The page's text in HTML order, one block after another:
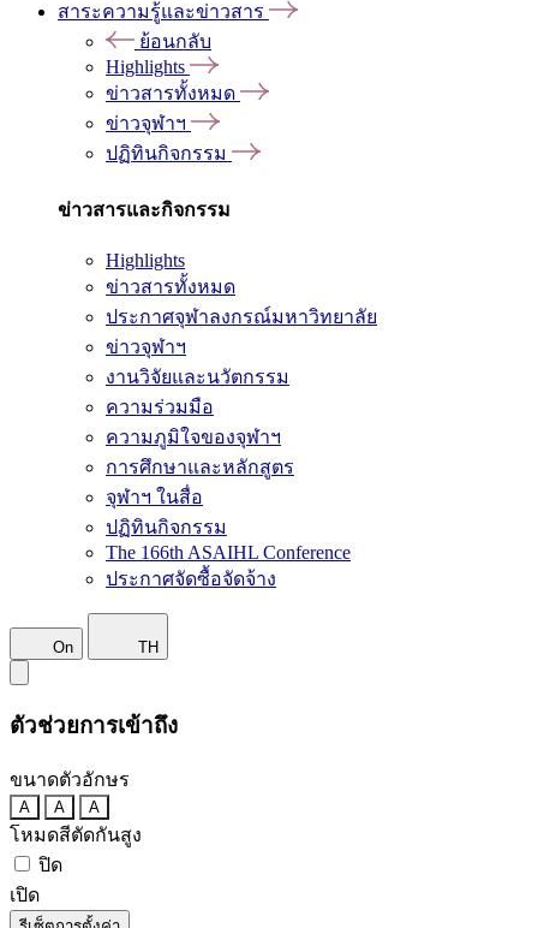
สาระความรู้และข่าวสาร
ย้อนกลับ
Highlights
ข่าวสารทั้งหมด
ข่าวจุฬาฯ
ปฏิทินกิจกรรม
ข่าวสารและกิจกรรม
Highlights
ข่าวสารทั้งหมด
ประกาศจุฬาลงกรณ์มหาวิทยาลัย
ข่าวจุฬาฯ
งานวิจัยและนวัตกรรม
ความร่วมมือ
ความภูมิใจของจุฬาฯ
การศึกษาและหลักสูตร
จุฬาฯ ในสื่อ
ปฏิทินกิจกรรม
The 166th ASAIHL Conference
ประกาศจัดซื้อจัดจ้าง
On TH
ตัวช่วยการเข้าถึง
ขนาดตัวอักษร
A A A
โหมดสีตัดกันสูง
ปิด
เปิด